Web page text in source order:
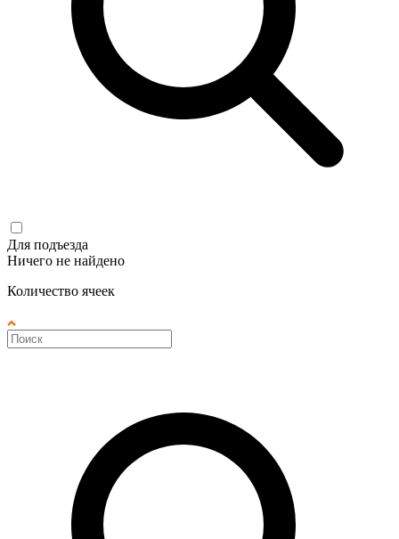
Для подъезда
Ничего не найдено
Количество ячеек